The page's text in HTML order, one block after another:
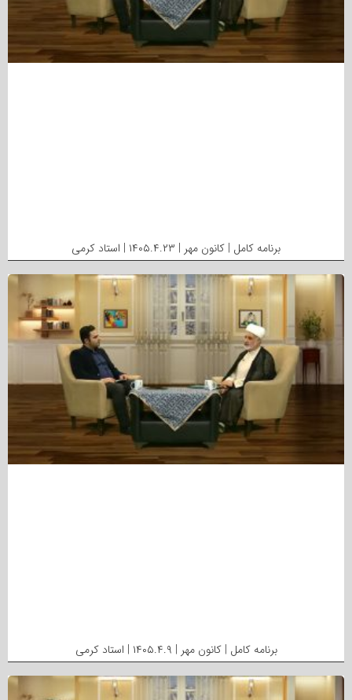
برنامه کامل | کانون مهر | ۱۴۰۵.۴.۲۳ | استاد کرمی
برنامه کامل | کانون مهر | ۱۴۰۵.۴.۹ | استاد کرمی